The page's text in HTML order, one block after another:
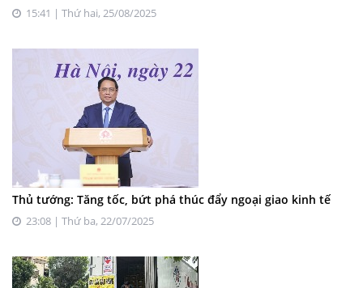
15:41 | Thứ hai, 25/08/2025
Thủ tướng: Tăng tốc, bứt phá thúc đẩy ngoại giao kinh tế
23:08 | Thứ ba, 22/07/2025